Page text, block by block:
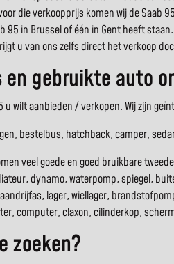
die verkoopprijs komen wij de
in Brussel of één in Gent heeft
u van ons zelfs direct het verkoop
gebruikte auto
wilt aanbieden / verkopen. Wij zijn
bestelbus, hatchback, camper,
veel goede en goed bruikbare
dynamo, waterpomp, spiegel,
lager, wiellager,
computer, claxon, cilinderkop,
zoeken?